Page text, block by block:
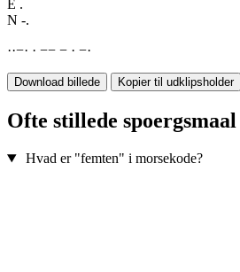
E .
N -.
··−· · −− − · −·
Download billede Kopier til udklipsholder
Ofte stillede spoergsmaal
Hvad er "femten" i morsekode?